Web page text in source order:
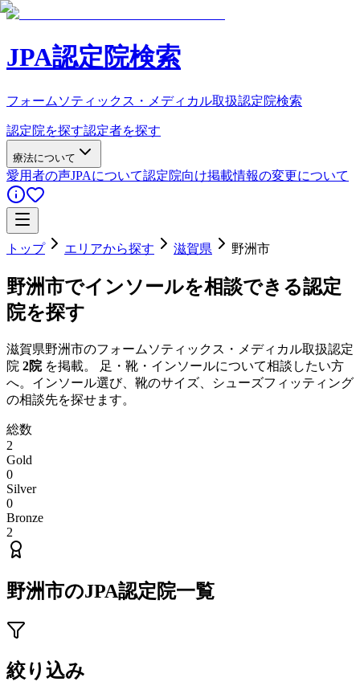
JPA認定院検索
フォームソティックス・メディカル取扱認定院検索
認定院を探す認定者を探す
療法について
愛用者の声JPAについて認定院向け掲載情報の変更について
トップ エリアから探す 滋賀県 野洲市
野洲市でインソールを相談できる認定
院を探す
滋賀県野洲市のフォームソティックス・メディカル取扱認定
院 2院を掲載。 足・靴・インソールについて相談したい方
へ。インソール選び、靴のサイズ、シューズフィッティング
の相談先を探せます。
総数
2
Gold
0
Silver
0
Bronze
2
野洲市のJPA認定院一覧
絞り込み